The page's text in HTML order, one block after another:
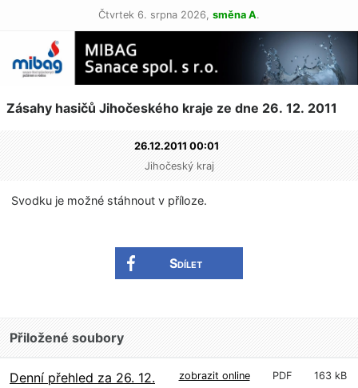
Čtvrtek 6. srpna 2026, směna A.
Zásahy hasičů Jihočeského kraje ze dne 26. 12. 2011
26.12.2011 00:01
Jihočeský kraj
Svodku je možné stáhnout v příloze.
Sdílet
Přiložené soubory
Denní přehled za 26. 12.
zobrazit online PDF 163 kB